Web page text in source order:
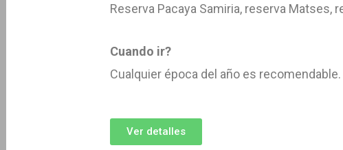
Reserva Pacaya Samiria, reserva Matses,
Cuando ir?
Cualquier época del año es recomendable.
Ver detalles